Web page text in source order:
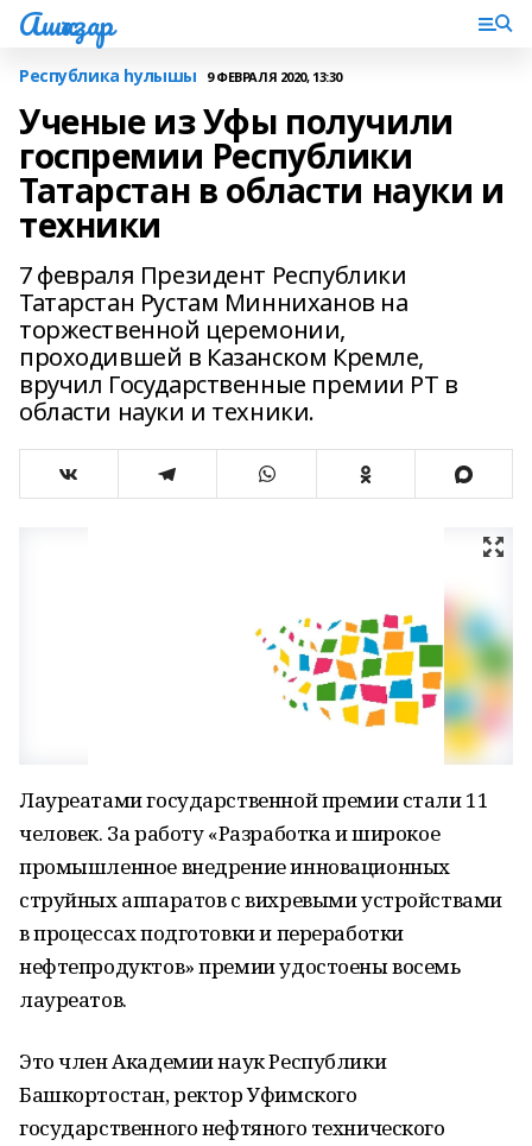
Ашҡаҙар
Республика һулышы 9 ФЕВРАЛЯ 2020, 13:30
Ученые из Уфы получили
госпремии Республики
Татарстан в области науки и
техники
7 февраля Президент Республики
Татарстан Рустам Минниханов на
торжественной церемонии,
проходившей в Казанском Кремле,
вручил Государственные премии РТ в
области науки и техники.
Лауреатами государственной премии стали 11
человек. За работу «Разработка и широкое
промышленное внедрение инновационных
струйных аппаратов с вихревыми устройствами
в процессах подготовки и переработки
нефтепродуктов» премии удостоены восемь
лауреатов.
Это член Академии наук Республики
Башкортостан, ректор Уфимского
государственного нефтяного технического